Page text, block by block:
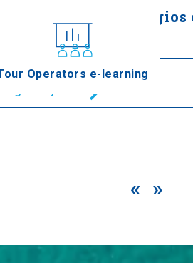
Operators e-learning
Colina de Agios
Seguir leyendo
Litochoro
« »